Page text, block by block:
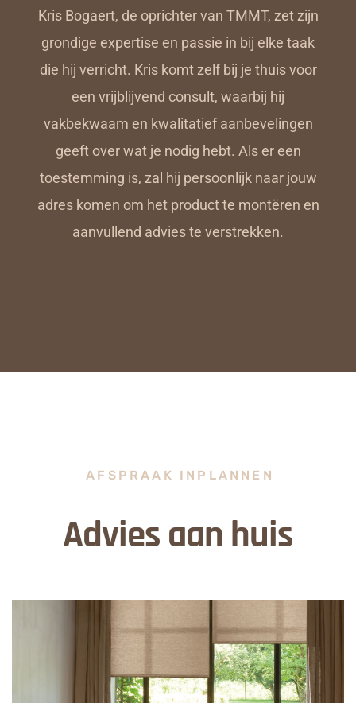
Kris Bogaert, de oprichter van TMMT, zet zijn
grondige expertise en passie in bij elke taak
die hij verricht. Kris komt zelf bij je thuis voor
een vrijblijvend consult, waarbij hij
vakbekwaam en kwalitatief aanbevelingen
geeft over wat je nodig hebt. Als er een
toestemming is, zal hij persoonlijk naar jouw
adres komen om het product te montëren en
aanvullend advies te verstrekken.
AFSPRAAK INPLANNEN
Advies aan huis